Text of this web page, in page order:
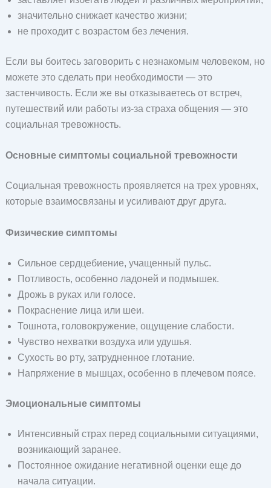
значительно снижает качество жизни;
не проходит с возрастом без лечения.
Если вы боитесь заговорить с незнакомым человеком, но
можете это сделать при необходимости — это
застенчивость. Если же вы отказываетесь от встреч,
путешествий или работы из-за страха общения — это
социальная тревожность.
Основные симптомы социальной тревожности
Социальная тревожность проявляется на трех уровнях,
которые взаимосвязаны и усиливают друг друга.
Физические симптомы
Сильное сердцебиение, учащенный пульс.
Потливость, особенно ладоней и подмышек.
Дрожь в руках или голосе.
Покраснение лица или шеи.
Тошнота, головокружение, ощущение слабости.
Чувство нехватки воздуха или удушья.
Сухость во рту, затрудненное глотание.
Напряжение в мышцах, особенно в плечевом поясе.
Эмоциональные симптомы
Интенсивный страх перед социальными ситуациями,
возникающий заранее.
Постоянное ожидание негативной оценки еще до
начала ситуации.